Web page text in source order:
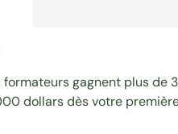
formateurs gagnent plus de
dollars dès votre